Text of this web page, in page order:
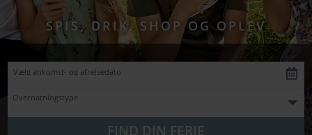
SPIS, DRIK, SHOP OG OPLEV
Overnatningstype
FIND DIN FERIE